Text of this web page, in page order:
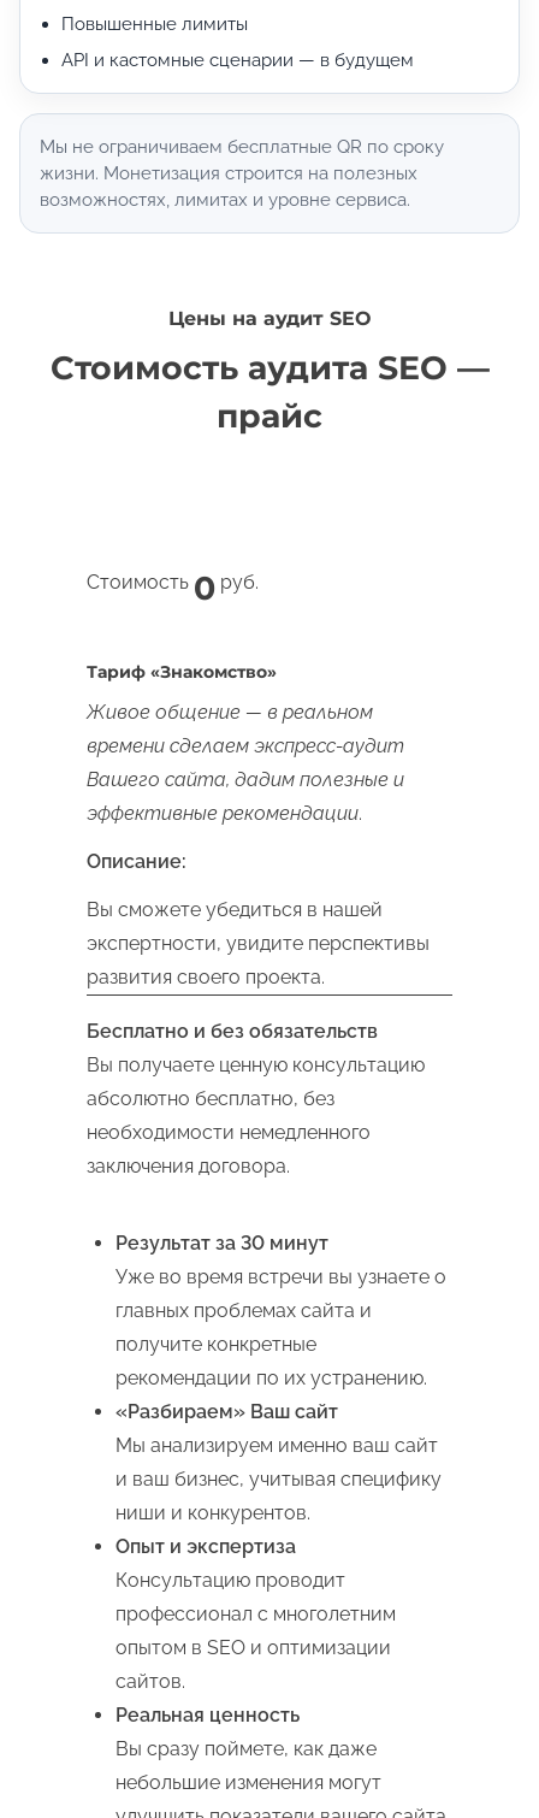
Повышенные лимиты
API и кастомные сценарии — в будущем
Мы не ограничиваем бесплатные QR по сроку
жизни. Монетизация строится на полезных
возможностях, лимитах и уровне сервиса.
Цены на аудит SEO
Стоимость аудита SEO —
прайс
Стоимость 0 руб.
Тариф «Знакомство»
Живое общение — в реальном
времени сделаем экспресс-аудит
Вашего сайта, дадим полезные и
эффективные рекомендации.
Описание:
Вы сможете убедиться в нашей
экспертности, увидите перспективы
развития своего проекта.
Бесплатно и без обязательств
Вы получаете ценную консультацию
абсолютно бесплатно, без
необходимости немедленного
заключения договора.
Результат за 30 минут
Уже во время встречи вы узнаете о
главных проблемах сайта и
получите конкретные
рекомендации по их устранению.
«Разбираем» Ваш сайт
Мы анализируем именно ваш сайт
и ваш бизнес, учитывая специфику
ниши и конкурентов.
Опыт и экспертиза
Консультацию проводит
профессионал с многолетним
опытом в SEO и оптимизации
сайтов.
Реальная ценность
Вы сразу поймете, как даже
небольшие изменения могут